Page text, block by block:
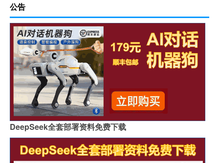
公告
DeepSeek全套部署资料免费下载